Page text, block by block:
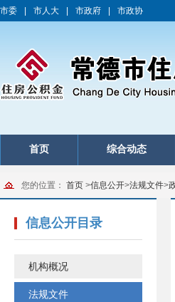
市委 市人大 市政府 市政协
首页 综合动态
您的位置： 首页 >信息公开>法规文件>
信息公开目录
机构概况
法规文件